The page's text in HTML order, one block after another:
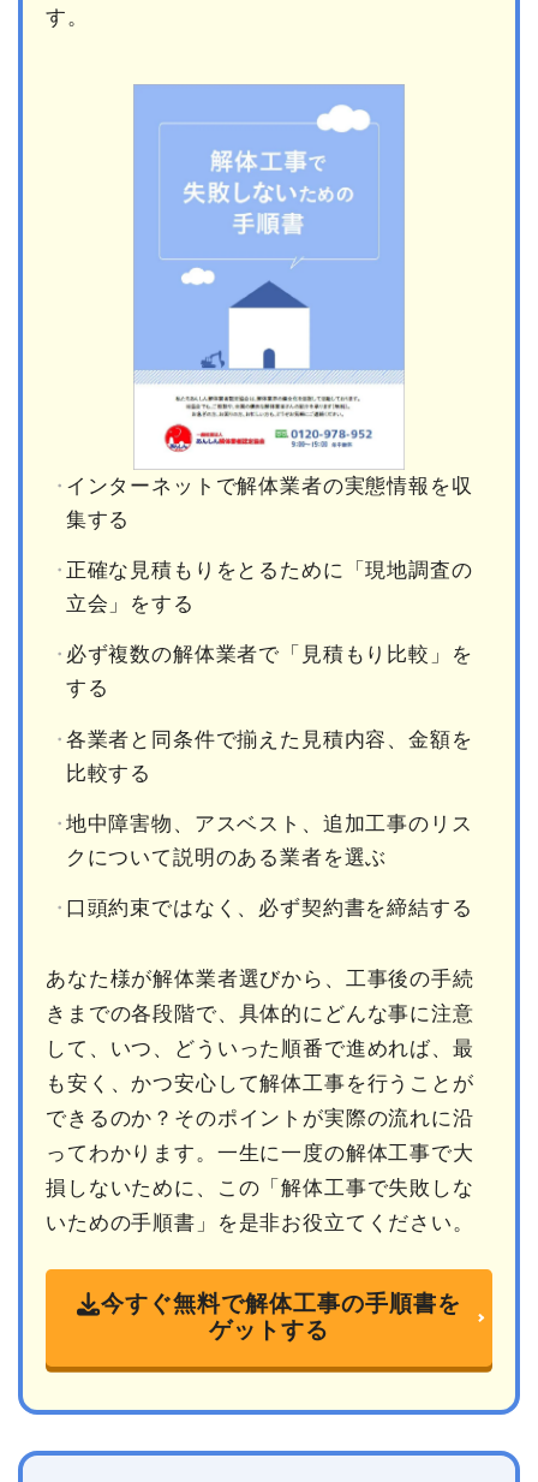
す。
インターネットで解体業者の実態情報を収
集する
正確な見積もりをとるために「現地調査の
立会」をする
必ず複数の解体業者で「見積もり比較」を
する
各業者と同条件で揃えた見積内容、金額を
比較する
地中障害物、アスベスト、追加工事のリス
クについて説明のある業者を選ぶ
口頭約束ではなく、必ず契約書を締結する
あなた様が解体業者選びから、工事後の手続
きまでの各段階で、具体的にどんな事に注意
して、いつ、どういった順番で進めれば、最
も安く、かつ安心して解体工事を行うことが
できるのか？そのポイントが実際の流れに沿
ってわかります。一生に一度の解体工事で大
損しないために、この「解体工事で失敗しな
いための手順書」を是非お役立てください。
今すぐ無料で解体工事の手順書を
ゲットする